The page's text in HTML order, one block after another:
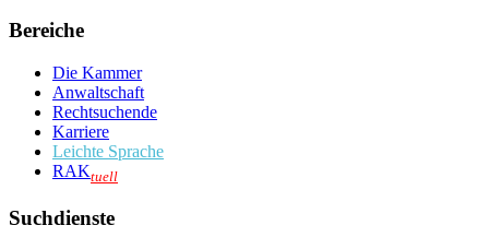
Bereiche
Die Kammer
Anwaltschaft
Rechtsuchende
Karriere
Leichte Sprache
RAKtuell
Suchdienste